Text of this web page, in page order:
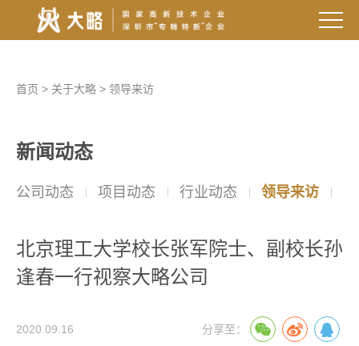
首页 > 关于大略 > 领导来访
新闻动态
公司动态 项目动态 行业动态 领导来访
北京理工大学校长张军院士、副校长孙
逢春一行视察大略公司
2020.09.16 分享至：